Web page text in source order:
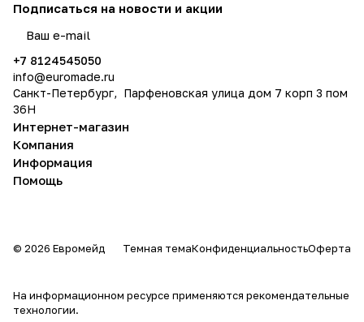
Подписаться на новости и акции
+7 8124545050
info@euromade.ru
Санкт-Петербург, Парфеновская улица дом 7 корп 3 пом
36Н
Интернет-магазин
Компания
Информация
Помощь
© 2026 Евромейд Темная темаКонфиденциальностьОферта
На информационном ресурсе применяются рекомендательные
технологии.